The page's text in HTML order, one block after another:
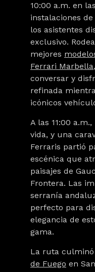
10:00 a.m. en
instalaciones
los asistentes
exclusivo.
mejores
Ferrari Marbella
conversar y
refinada
icónicos
A las 11:00 a.m.,
vida, y una
Ferraris partió
escénica que
paisajes de
Frontera. Las
serranía
perfecto para
elegancia de
gama.
La ruta
de Fuego en